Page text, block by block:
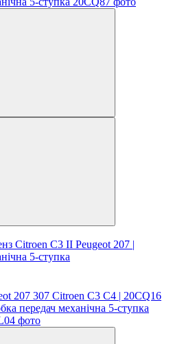
Citroen С3 II Peugeot 207 |
5-ступка